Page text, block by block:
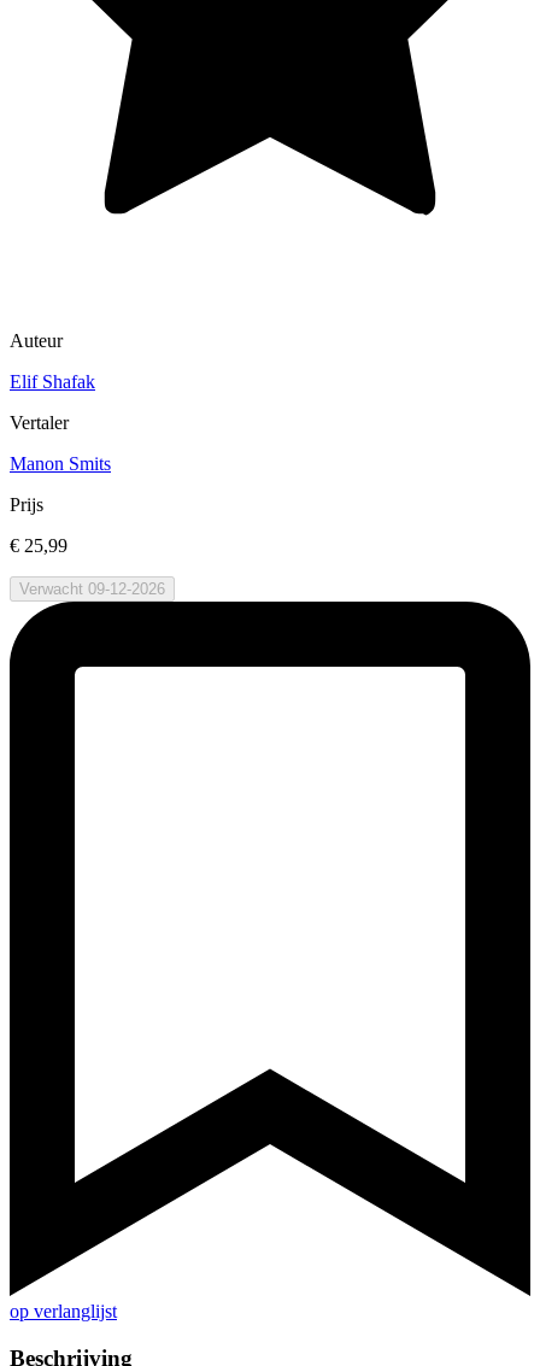
Auteur
Elif Shafak
Vertaler
Manon Smits
Prijs
€ 25,99
Verwacht 09-12-2026
op verlanglijst
Beschrijving